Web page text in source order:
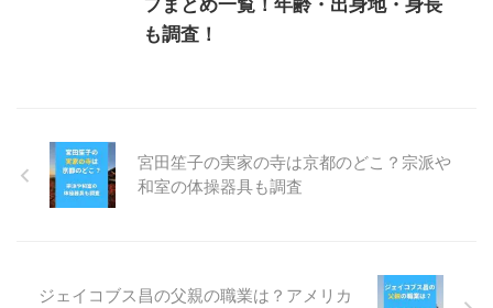
フまとめ一覧！年齢・出身地・身長
も調査！
宮田笙子の実家の寺は京都のどこ？宗派や
和室の体操器具も調査
ジェイコブス昌の父親の職業は？アメリカ